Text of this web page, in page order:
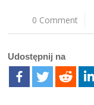
0 Comment
Udostępnij na